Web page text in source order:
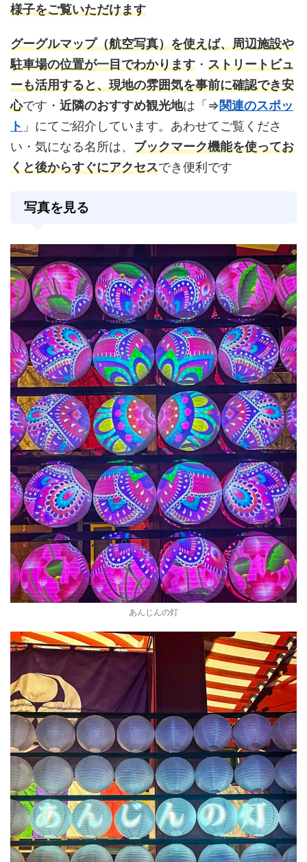
様子をご覧いただけます
グーグルマップ（航空写真）を使えば、周辺施設や
駐車場の位置が一目でわかります ・ ストリートビュ
ーも活用すると、現地の雰囲気を事前に確認でき安
心です・ 近隣のおすすめ観光地は「⇒関連のスポッ
ト 」にてご紹介しています。あわせてご覧くださ
い・気になる名所は、 ブックマーク機能を使ってお
くと後からすぐにアクセスでき便利です
写真を見る
あんじんの灯